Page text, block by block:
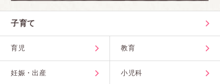
子育て
育児 教育
妊娠・出産 小児科